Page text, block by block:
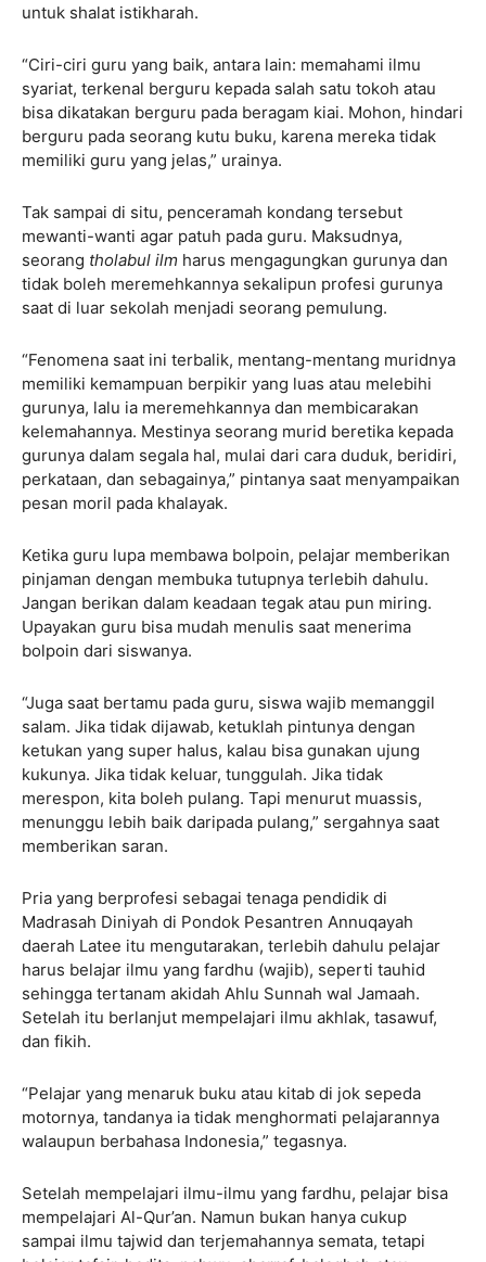
untuk shalat istikharah.
“Ciri-ciri guru yang baik, antara lain: memahami ilmu
syariat, terkenal berguru kepada salah satu tokoh atau
bisa dikatakan berguru pada beragam kiai. Mohon, hindari
berguru pada seorang kutu buku, karena mereka tidak
memiliki guru yang jelas,” urainya.
Tak sampai di situ, penceramah kondang tersebut
mewanti-wanti agar patuh pada guru. Maksudnya,
seorang tholabul ilm harus mengagungkan gurunya dan
tidak boleh meremehkannya sekalipun profesi gurunya
saat di luar sekolah menjadi seorang pemulung.
“Fenomena saat ini terbalik, mentang-mentang muridnya
memiliki kemampuan berpikir yang luas atau melebihi
gurunya, lalu ia meremehkannya dan membicarakan
kelemahannya. Mestinya seorang murid beretika kepada
gurunya dalam segala hal, mulai dari cara duduk, beridiri,
perkataan, dan sebagainya,” pintanya saat menyampaikan
pesan moril pada khalayak.
Ketika guru lupa membawa bolpoin, pelajar memberikan
pinjaman dengan membuka tutupnya terlebih dahulu.
Jangan berikan dalam keadaan tegak atau pun miring.
Upayakan guru bisa mudah menulis saat menerima
bolpoin dari siswanya.
“Juga saat bertamu pada guru, siswa wajib memanggil
salam. Jika tidak dijawab, ketuklah pintunya dengan
ketukan yang super halus, kalau bisa gunakan ujung
kukunya. Jika tidak keluar, tunggulah. Jika tidak
merespon, kita boleh pulang. Tapi menurut muassis,
menunggu lebih baik daripada pulang,” sergahnya saat
memberikan saran.
Pria yang berprofesi sebagai tenaga pendidik di
Madrasah Diniyah di Pondok Pesantren Annuqayah
daerah Latee itu mengutarakan, terlebih dahulu pelajar
harus belajar ilmu yang fardhu (wajib), seperti tauhid
sehingga tertanam akidah Ahlu Sunnah wal Jamaah.
Setelah itu berlanjut mempelajari ilmu akhlak, tasawuf,
dan fikih.
“Pelajar yang menaruk buku atau kitab di jok sepeda
motornya, tandanya ia tidak menghormati pelajarannya
walaupun berbahasa Indonesia,” tegasnya.
Setelah mempelajari ilmu-ilmu yang fardhu, pelajar bisa
mempelajari Al-Qur’an. Namun bukan hanya cukup
sampai ilmu tajwid dan terjemahannya semata, tetapi